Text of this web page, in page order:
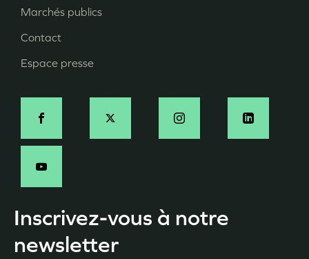
page
Marchés publics
Contact
Espace presse
Social
Inscrivez-vous à notre
newsletter